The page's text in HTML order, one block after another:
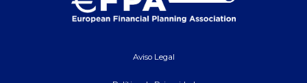
Aviso Legal